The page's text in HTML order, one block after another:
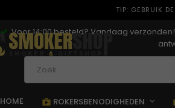
TIP: GEBRUIK
Voor 14:00 besteld? Vandaag verzonden!
HOME shopping_bag
ROKERSBENODIGHEDEN